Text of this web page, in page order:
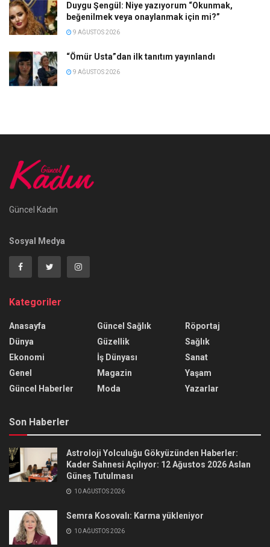
Duygu Şengül: Niye yazıyorum “Okunmak,
beğenilmek veya onaylanmak için mi?”
9 AĞUSTOS 2026
“Ömür Usta”dan ilk tanıtım yayınlandı
9 AĞUSTOS 2026
Güncel Kadın
Sosyal Medya
Kategoriler
Anasayfa
Dünya
Ekonomi
Genel
Güncel Haberler
Güncel Sağlık
Güzellik
İş Dünyası
Magazin
Moda
Röportaj
Sağlık
Sanat
Yaşam
Yazarlar
Son Haberler
Astroloji Yolculuğu Gökyüzünden Haberler:
Kader Sahnesi Açılıyor: 12 Ağustos 2026 Aslan
Güneş Tutulması
10 AĞUSTOS 2026
Semra Kosovalı: Karma yükleniyor
10 AĞUSTOS 2026